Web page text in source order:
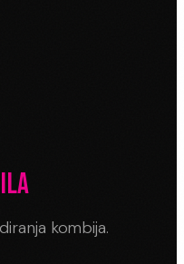
kombija.